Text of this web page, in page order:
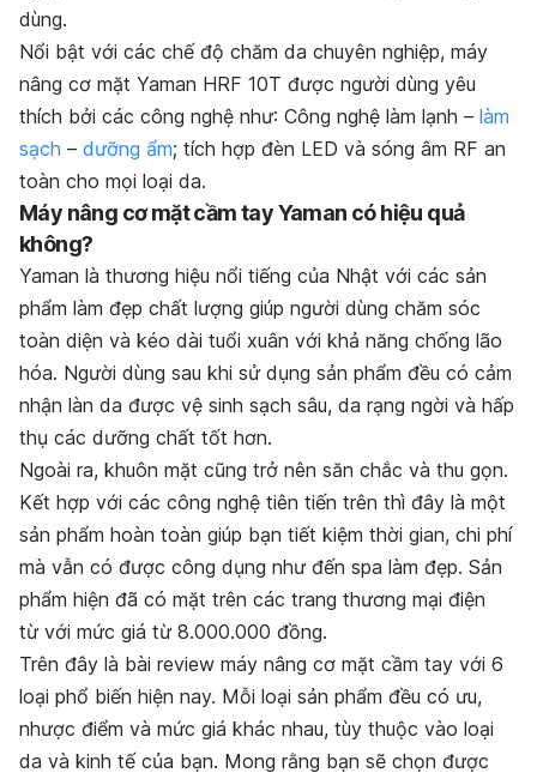
dùng.
Nổi bật với các chế độ chăm da chuyên nghiệp, máy
nâng cơ mặt Yaman HRF 10T được người dùng yêu
thích bởi các công nghệ như: Công nghệ làm lạnh – làm
sạch – dưỡng ẩm; tích hợp đèn LED và sóng âm RF an
toàn cho mọi loại da.
Máy nâng cơ mặt cầm tay Yaman có hiệu quả
không?
Yaman là thương hiệu nổi tiếng của Nhật với các sản
phẩm làm đẹp chất lượng giúp người dùng chăm sóc
toàn diện và kéo dài tuổi xuân với khả năng chống lão
hóa. Người dùng sau khi sử dụng sản phẩm đều có cảm
nhận làn da được vệ sinh sạch sâu, da rạng ngời và hấp
thụ các dưỡng chất tốt hơn.
Ngoài ra, khuôn mặt cũng trở nên săn chắc và thu gọn.
Kết hợp với các công nghệ tiên tiến trên thì đây là một
sản phẩm hoàn toàn giúp bạn tiết kiệm thời gian, chi phí
mà vẫn có được công dụng như đến spa làm đẹp. Sản
phẩm hiện đã có mặt trên các trang thương mại điện
từvới mức giá từ 8.000.000 đồng.
Trên đây là bài review máy nâng cơ mặt cầm tay với 6
loại phổ biến hiện nay. Mỗi loại sản phẩm đều có ưu,
nhược điểm và mức giá khác nhau, tùy thuộc vào loại
da và kinh tế của bạn. Mong rằng bạn sẽ chọn được